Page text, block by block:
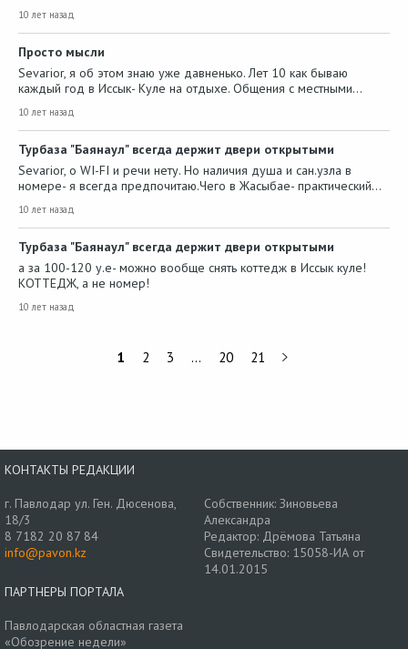
10 лет назад
Просто мысли
Sevarior, я об этом знаю уже давненько. Лет 10 как бываю
каждый год в Иссык- Куле на отдыхе. Общения с местными…
10 лет назад
Турбаза "Баянаул" всегда держит двери открытыми
Sevarior, о WI-FI и речи нету. Но наличия душа и сан.узла в
номере- я всегда предпочитаю.Чего в Жасыбае- практический…
10 лет назад
Турбаза "Баянаул" всегда держит двери открытыми
а за 100-120 у.е- можно вообще снять коттедж в Иссык куле!
КОТТЕДЖ, а не номер!
10 лет назад
1 2 3 … 20 21
КОНТАКТЫ РЕДАКЦИИ
г. Павлодар ул. Ген. Дюсенова,
18/3
8 7182 20 87 84
info@pavon.kz
Собственник: Зиновьева
Александра
Редактор: Дрёмова Татьяна
Свидетельство: 15058-ИА от
14.01.2015
ПАРТНЕРЫ ПОРТАЛА
Павлодарская областная газета
«Обозрение недели»